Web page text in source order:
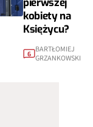
pierwszej
kobiety na
Księżycu?
6
BARTŁOMIEJ
GRZANKOWSKI